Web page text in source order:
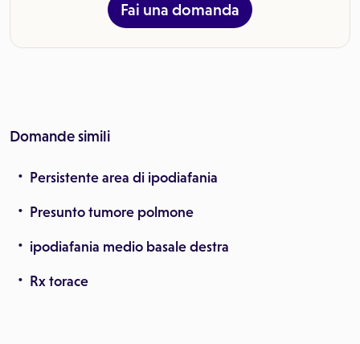
Fai una domanda
Domande simili
Persistente area di ipodiafania
Presunto tumore polmone
ipodiafania medio basale destra
Rx torace